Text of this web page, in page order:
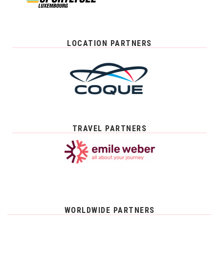
LOCATION PARTNERS
TRAVEL PARTNERS
WORLDWIDE PARTNERS